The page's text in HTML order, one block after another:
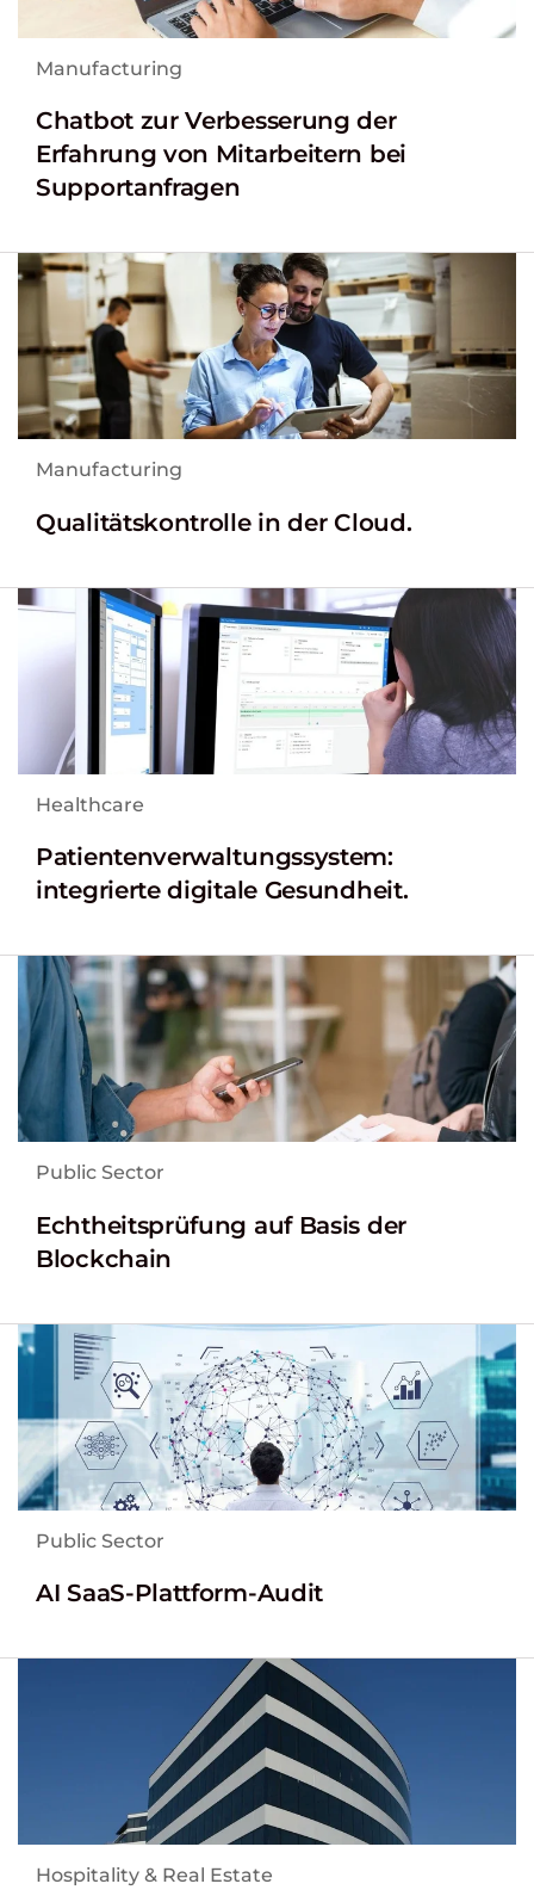
Manufacturing
Chatbot zur Verbesserung der
Erfahrung von Mitarbeitern bei
Supportanfragen
Manufacturing
Qualitätskontrolle in der Cloud.
Healthcare
Patientenverwaltungssystem:
integrierte digitale Gesundheit.
Public Sector
Echtheitsprüfung auf Basis der
Blockchain
Public Sector
AI SaaS-Plattform-Audit
Hospitality & Real Estate